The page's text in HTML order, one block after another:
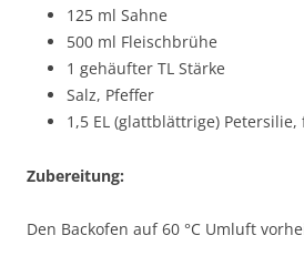
125 ml Sahne
500 ml Fleischbrühe
1 gehäufter TL Stärke
Salz, Pfeffer
1,5 EL (glattblättrige)
Zubereitung:
Den Backofen auf 60 °C Umluft